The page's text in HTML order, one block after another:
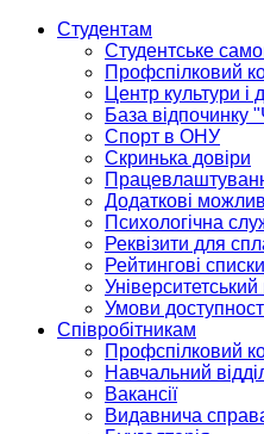
Студентам
Студентське
Профспілковий
Центр культури і
База відпочинку
Спорт в ОНУ
Скринька довіри
Додаткові
Психологічна
Реквізити для
Рейтингові списки
Умови
Співробітникам
Профспілковий
Навчальний
Вакансії
Видавнича